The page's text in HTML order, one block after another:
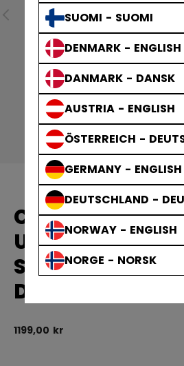
SUOMI - SUOMI
DENMARK - ENGLISH
DANMARK - DANSK
AUSTRIA - ENGLISH
ÖSTERREICH -
GERMANY - ENGLISH
DEUTSCHLAND -
NORWAY - ENGLISH
NORGE - NORSK
CCM FTW
SKÄRSKYDD
DAM SENIOR
1199,00 kr